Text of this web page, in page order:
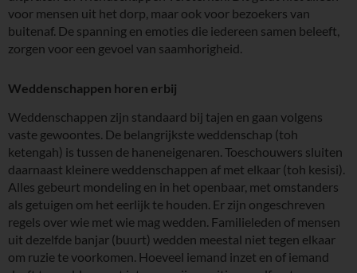
voor mensen uit het dorp, maar ook voor bezoekers van
buitenaf. De spanning en emoties die iedereen samen beleeft,
zorgen voor een gevoel van saamhorigheid.
Weddenschappen horen erbij
Weddenschappen zijn standaard bij tajen en gaan volgens
vaste gewoontes. De belangrijkste weddenschap (toh
ketengah) is tussen de haneneigenaren. Toeschouwers sluiten
daarnaast kleinere weddenschappen af met elkaar (toh kesisi).
Alles gebeurt mondeling en in het openbaar, met omstanders
als getuigen om het eerlijk te houden. Er zijn ongeschreven
regels over wie met wie mag wedden. Familieleden of mensen
uit dezelfde banjar (buurt) wedden meestal niet tegen elkaar
om ruzie te voorkomen. Hoeveel iemand inzet en of iemand